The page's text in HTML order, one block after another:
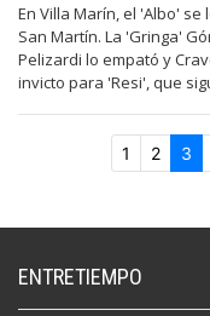
En Villa Marín, el 'Albo'
San Martín. La 'Gringa'
Pelizardi lo empató y
invicto para 'Resi', que
1 2 3
ENTRETIEMPO